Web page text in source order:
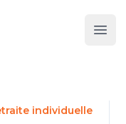
Les
individuelle